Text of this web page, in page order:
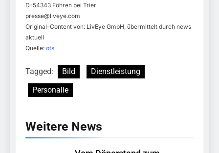
D-54343 Föhren bei Trier
presse@liveye.com
Original-Content von: LivEye GmbH, übermittelt durch news
aktuell
Quelle: ots
Tagged: Bild
Dienstleistung
Personalie
Weitere News